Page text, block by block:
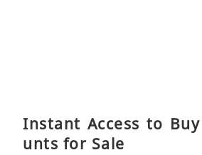
Instant Access to
unts for Sale